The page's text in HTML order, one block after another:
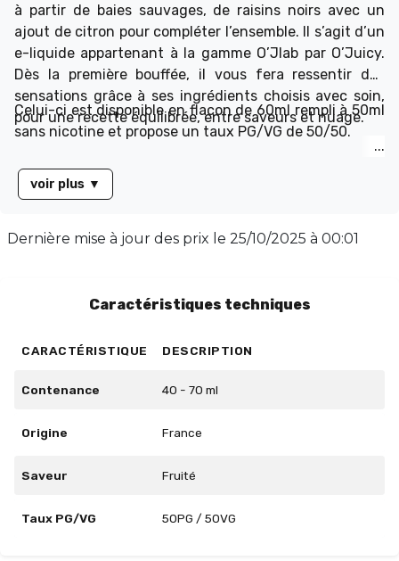
à partir de baies sauvages, de raisins noirs avec un
ajout de citron pour compléter l’ensemble. Il s’agit d’un
e-liquide appartenant à la gamme O’Jlab par O’Juicy.
Dès la première bouffée, il vous fera ressentir des
sensations grâce à ses ingrédients choisis avec soin,
pour une recette équilibrée, entre saveurs et nuage.
Celui-ci est disponible en flacon de 60ml rempli à 50ml
sans nicotine et propose un taux PG/VG de 50/50.
voir plus ▼
Dernière mise à jour des prix le 25/10/2025 à 00:01
Caractéristiques techniques
CARACTÉRISTIQUE DESCRIPTION
Contenance 40 - 70 ml
Origine France
Saveur Fruité
Taux PG/VG 50PG / 50VG